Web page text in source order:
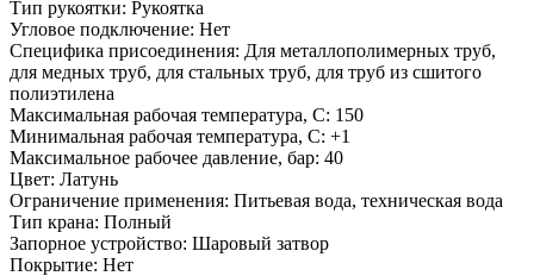
Тип рукоятки: Рукоятка
Угловое подключение: Нет
Специфика присоединения: Для металлополимерных труб,
для медных труб, для стальных труб, для труб из сшитого
полиэтилена
Максимальная рабочая температура, С: 150
Минимальная рабочая температура, С: +1
Максимальное рабочее давление, бар: 40
Цвет: Латунь
Ограничение применения: Питьевая вода, техническая вода
Тип крана: Полный
Запорное устройство: Шаровый затвор
Покрытие: Нет